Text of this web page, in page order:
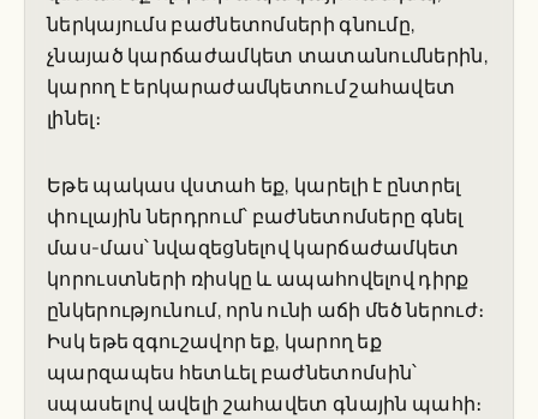
ներկայումս բաժնետոմսերի գնումը,
չնայած կարճաժամկետ տատանումներին,
կարող է երկարաժամկետում շահավետ
լինել։
Եթե պակաս վստահ եք, կարելի է ընտրել
փուլային ներդրում՝ բաժնետոմսերը գնել
մաս-մաս՝ նվազեցնելով կարճաժամկետ
կորուստների ռիսկը և ապահովելով դիրք
ընկերությունում, որն ունի աճի մեծ ներուժ։
Իսկ եթե զգուշավոր եք, կարող եք
պարզապես հետևել բաժնետոմսին՝
սպասելով ավելի շահավետ գնային պահի։